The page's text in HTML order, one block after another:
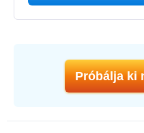
Próbálja ki